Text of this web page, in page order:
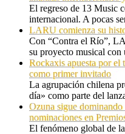
El regreso de 13 Music
internacional. A pocas
LARU comienza su
Con “Contra el Río”,
su proyecto musical con
Rockaxis apuesta por el
como primer invitado
La agrupación chilena
día» como parte del
Ozuna sigue
nominaciones en
El fenómeno global de